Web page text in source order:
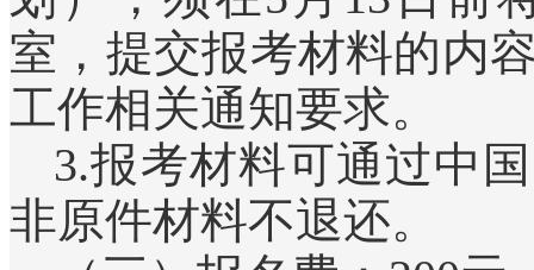
室，提交报考材料的内
工作相关通知要求。
3.报考材料可通过中
非原件材料不退还。